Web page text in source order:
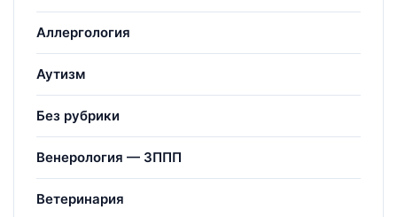
Аллергология
Аутизм
Без рубрики
Венерология — ЗППП
Ветеринария